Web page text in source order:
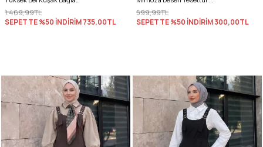
1.469,99TL
SEPETTE %50 İNDİRİM735,00TL
599,99TL
SEPETTE %50 İNDİRİM300,00TL